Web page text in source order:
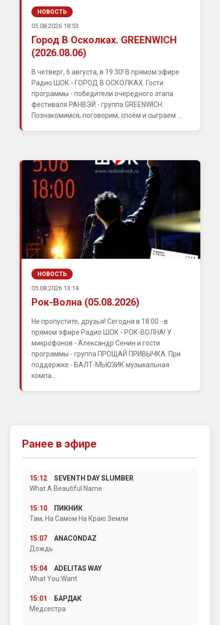
НОВОСТЬ
05.08.2026 18:53
Город В Осколках. GREENWICH
(2026.08.06)
В четверг, 6 августа, в 19:30! В прямом эфире
Радио ШОК - ГОРОД В ОСКОЛКАХ. Гости
программы - победители очередного этапа
фестиваля РАНВЭЙ - группа GREENWICH.
Познакомимся, поговорим, споём и сыграем ...
НОВОСТЬ
05.08.2026 13:14
Рок-Волна (05.08.2026)
Не пропустите, друзья! Сегодня в 18:00 - в
прямом эфире Радио ШОК - РОК-ВОЛНА! У
микрофонов - Александр Сенин и гости
программы - группа ПРОЩАЙ ПРИВЫЧКА. При
поддержке - БАЛТ-МЬЮЗИК музыкальная
компа...
Ранее в эфире
15:12
SEVENTH DAY SLUMBER
What A Beautiful Name
15:10
ПИКНИК
Там, На Самом На Краю Земли
15:07
ANACONDAZ
Дождь
15:04
ADELITAS WAY
What You Want
15:01
БАРДАК
Медсестра